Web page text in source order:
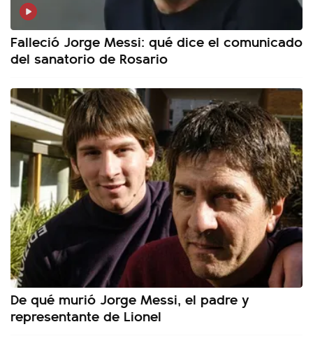
Falleció Jorge Messi: qué dice el comunicado
del sanatorio de Rosario
De qué murió Jorge Messi, el padre y
representante de Lionel